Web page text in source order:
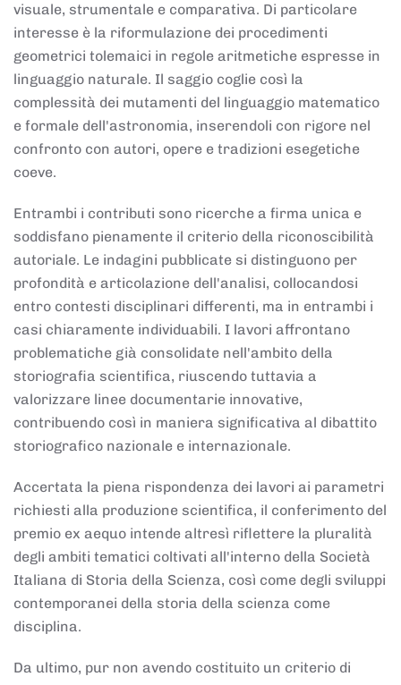
visuale, strumentale e comparativa. Di particolare
interesse è la riformulazione dei procedimenti
geometrici tolemaici in regole aritmetiche espresse in
linguaggio naturale. Il saggio coglie così la
complessità dei mutamenti del linguaggio matematico
e formale dell'astronomia, inserendoli con rigore nel
confronto con autori, opere e tradizioni esegetiche
coeve.
Entrambi i contributi sono ricerche a firma unica e
soddisfano pienamente il criterio della riconoscibilità
autoriale. Le indagini pubblicate si distinguono per
profondità e articolazione dell'analisi, collocandosi
entro contesti disciplinari differenti, ma in entrambi i
casi chiaramente individuabili. I lavori affrontano
problematiche già consolidate nell'ambito della
storiografia scientifica, riuscendo tuttavia a
valorizzare linee documentarie innovative,
contribuendo così in maniera significativa al dibattito
storiografico nazionale e internazionale.
Accertata la piena rispondenza dei lavori ai parametri
richiesti alla produzione scientifica, il conferimento del
premio ex aequo intende altresì riflettere la pluralità
degli ambiti tematici coltivati all'interno della Società
Italiana di Storia della Scienza, così come degli sviluppi
contemporanei della storia della scienza come
disciplina.
Da ultimo, pur non avendo costituito un criterio di